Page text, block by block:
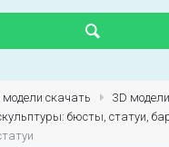
Первый раз?
модели скачать
3D
бюсты, статуи,